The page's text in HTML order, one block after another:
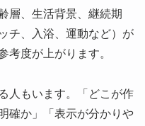
層、生活背景、継続期
チ、入浴、運動など）が
考度が上がります。
人もいます。「どこが作
確か」「表示が分かりや